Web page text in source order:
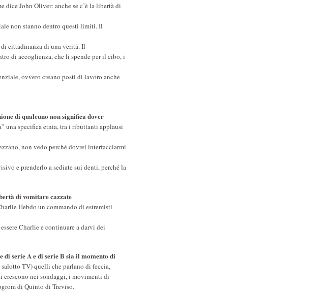
dice John Oliver: anche se c’è la libertà di
non stanno dentro questi limiti. Il
cittadinanza di una verità. Il
di accoglienza, che li spende per il cibo, i
ovvero creano posti di lavoro anche
di qualcuno non significa dover
una specifica etnia, tra i ributtanti applausi
non vedo perché dovrei interfacciarmi
e prenderlo a sediate sui denti, perché la
di vomitare cazzate
Hebdo un commando di estremisti
Charlie e continuare a darvi dei
di serie A e di serie B sia il momento di
TV) quelli che parlano di feccia,
crescono nei sondaggi, i movimenti di
di Quinto di Treviso.